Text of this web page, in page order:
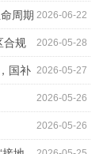
2026-06-22
周期
2026-05-28
合规
2026-05-27
国补
2026-05-26
2026-05-26